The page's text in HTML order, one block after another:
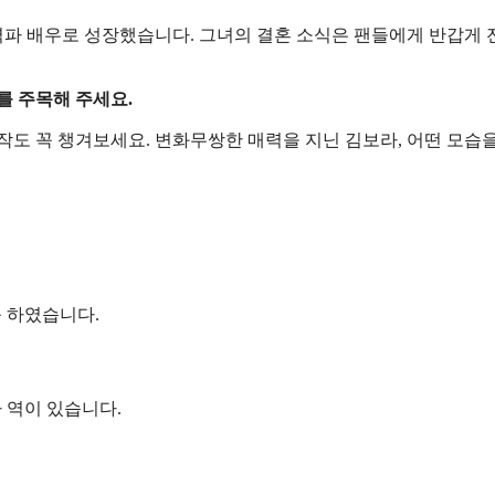
배우로 성장했습니다. 그녀의 결혼 소식은 팬들에게 반갑게
주목해 주세요.
꼭 챙겨보세요. 변화무쌍한 매력을 지닌 김보라, 어떤 모습
하였습니다.
역이 있습니다.